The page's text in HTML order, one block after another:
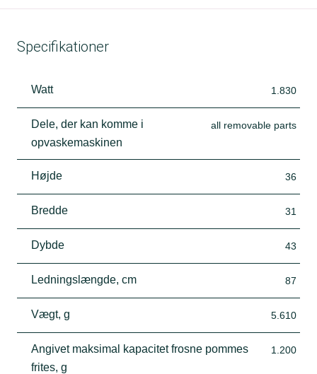
Specifikationer
Watt 1.830
Dele, der kan komme i
opvaskemaskinen
all removable parts
Højde 36
Bredde 31
Dybde 43
Ledningslængde, cm 87
Vægt, g 5.610
Angivet maksimal kapacitet frosne pommes
frites, g
1.200